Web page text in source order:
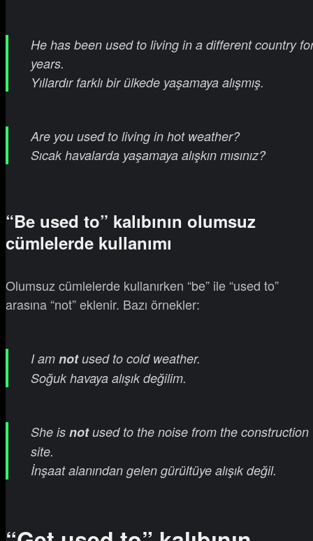
He has been used to living in a different country
years.
Yıllardır farklı bir ülkede yaşamaya alışmış.
Are you used to living in hot weather?
Sıcak havalarda yaşamaya alışkın mısınız?
“Be used to” kalıbının olumsuz
cümlelerde kullanımı
Olumsuz cümlelerde kullanırken “be” ile “used to”
arasına “not” eklenir. Bazı örnekler:
I am notused to cold weather.
Soğuk havaya alışık değilim.
She is notused to the noise from the construction
site.
İnşaat alanından gelen gürültüye alışık değil.